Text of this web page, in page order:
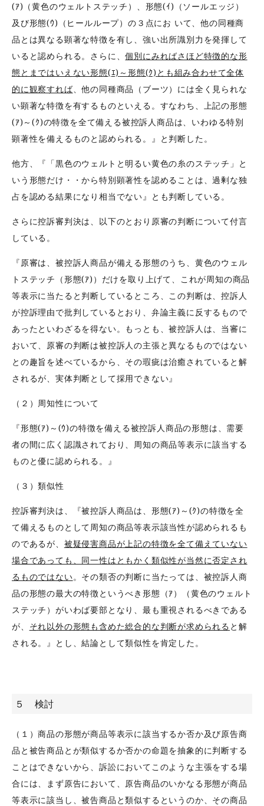
(ｱ)（黄色のウェルトステッチ）、形態(ｲ)（ソールエッジ）
及び形態(ｳ)（ヒールループ）の３点にお いて、他の同種商
品とは異なる顕著な特徴を有し、強い出所識別力を発揮して
いると認められる。さらに、個別にみればさほど特徴的な形
態とまではいえない形態(ｴ) ～形態(ｸ) とも組み合わせて全体
的に観察すれば、他の同種商品（ブーツ）には全く見られな
い顕著な特徴を有するものといえる。すなわち、上記の形態
(ｱ)～(ｸ)の特徴を全て備える被控訴人商品は、いわゆる特別
顕著性を備えるものと認められる。』と判断した。
他方、『「黒色のウェルトと明るい黄色の糸のステッチ」と
いう形態だけ・・から特別顕著性を認めることは、過剰な独
占を認める結果になり相当でない』とも判断している。
さらに控訴審判決は、以下のとおり原審の判断について付言
している。
『原審は、被控訴人商品が備える形態のうち、黄色のウェル
トステッチ（形態(ｱ)）だけを取り上げて、これが周知の商品
等表示に当たると判断しているところ、この判断は、控訴人
が控訴理由で批判しているとおり、弁論主義に反するもので
あったといわざるを得ない。もっとも、被控訴人は、当審に
おいて、原審の判断は被控訴人の主張と異なるものではない
との趣旨を述べているから、その瑕疵は治癒されていると解
されるが、実体判断として採用できない』
（２）周知性について
『形態(ｱ)～(ｳ)の特徴を備える被控訴人商品の形態は、需要
者の間に広く認識されており、周知の商品等表示に該当する
ものと優に認められる。』
（３）類似性
控訴審判決は、『被控訴人商品は、形態(ｱ)～(ｸ)の特徴を全
て備えるものとして周知の商品等表示該当性が認められるも
のであるが、 被疑侵害商品が上記の特徴を全て備えていない
場合であっても、同一性はともかく類似性が当然に否定され
るものではない。その類否の判断に当たっては、被控訴人商
品の形態の最大の特徴というべき形態（ｱ）（黄色のウェルト
ステッチ）がいわば要部となり、最も重視されるべきである
が、 それ以外の形態も含めた総合的な判断が求められる と解
される。』とし、結論として類似性を肯定した。
５ 検討
（１）商品の形態が商品等表示に該当するか否か及び原告商
品と被告商品とが類似するか否かの命題を抽象的に判断する
ことはできないから、訴訟においてこのような主張をする場
合には、まず原告において、原告商品のいかなる形態が商品
等表示に該当し、被告商品と類似するというのか、その商品